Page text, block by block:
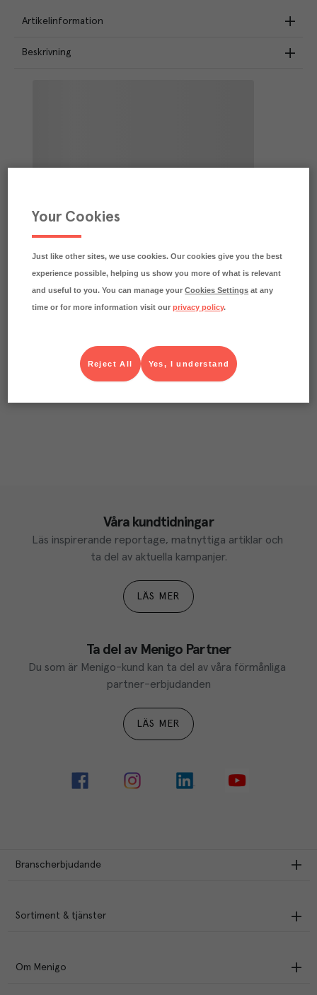
Artikelinformation
Beskrivning
Våra kundtidningar
Läs inspirerande reportage, matnyttiga artiklar och
ta del av aktuella kampanjer.
LÄS MER
Ta del av Menigo Partner
Du som är Menigo-kund kan ta del av våra förmånliga
partner-erbjudanden
LÄS MER
Branscherbjudande
Sortiment & tjänster
Om Menigo
Your Cookies
Just like other sites, we use cookies. Our cookies give you the best
experience possible, helping us show you more of what is relevant
and useful to you. You can manage yourCookies Settings at any
time or for more information visit ourprivacy policy.
Yes, I understand
Reject All